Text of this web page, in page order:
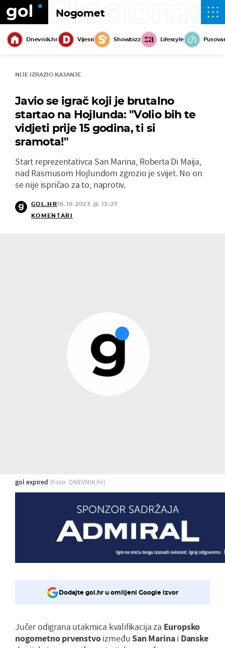
Nogomet
Dnevnik.hr Vijesti Showbizz Lifestyle
NIJE IZRAZIO KAJANJE
Javio se igrač koji je brutalno
startao na Hojlunda: "Volio bih te
vidjeti prije 15 godina, ti si
sramota!"
Start reprezentativca San Marina, Roberta Di Maija,
nad Rasmusom Hojlundom zgrozio je svijet. No on
se nije ispričao za to, naprotiv.
GOL.HR18.10.2023 @ 13:27
KOMENTARI
gol expired (Foto: DNEVNIK.hr)
Dodajte gol.hr u omiljeni Google izvor
Jučer odigrana utakmica kvalifikacija za Europsko
nogometno prvenstvoizmeđu San Marinai Danske